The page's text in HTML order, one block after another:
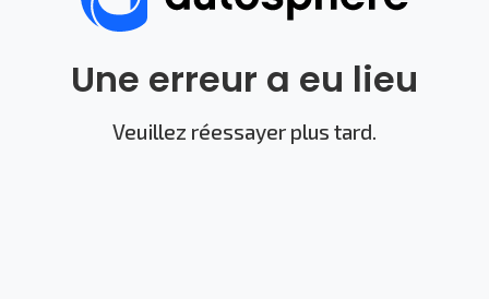
Une erreur a eu lieu
Veuillez réessayer plus tard.